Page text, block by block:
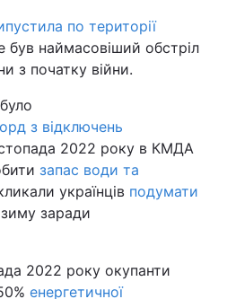
по території
був наймасовіший обстріл
з початку війни.
з відключень
2022 року в КМДА
запас води та
українців подумати
заради
2022 року окупанти
енергетичної